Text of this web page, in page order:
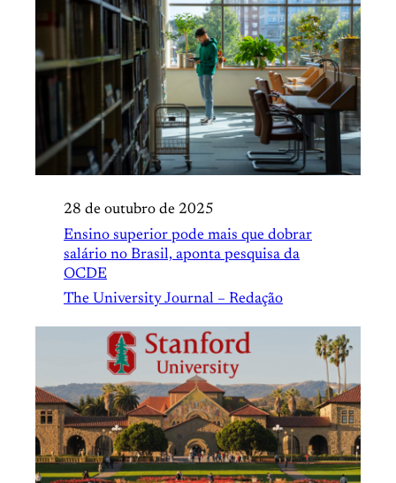
28 de outubro de 2025
Ensino superior pode mais que dobrar
salário no Brasil, aponta pesquisa da
OCDE
The University Journal – Redação